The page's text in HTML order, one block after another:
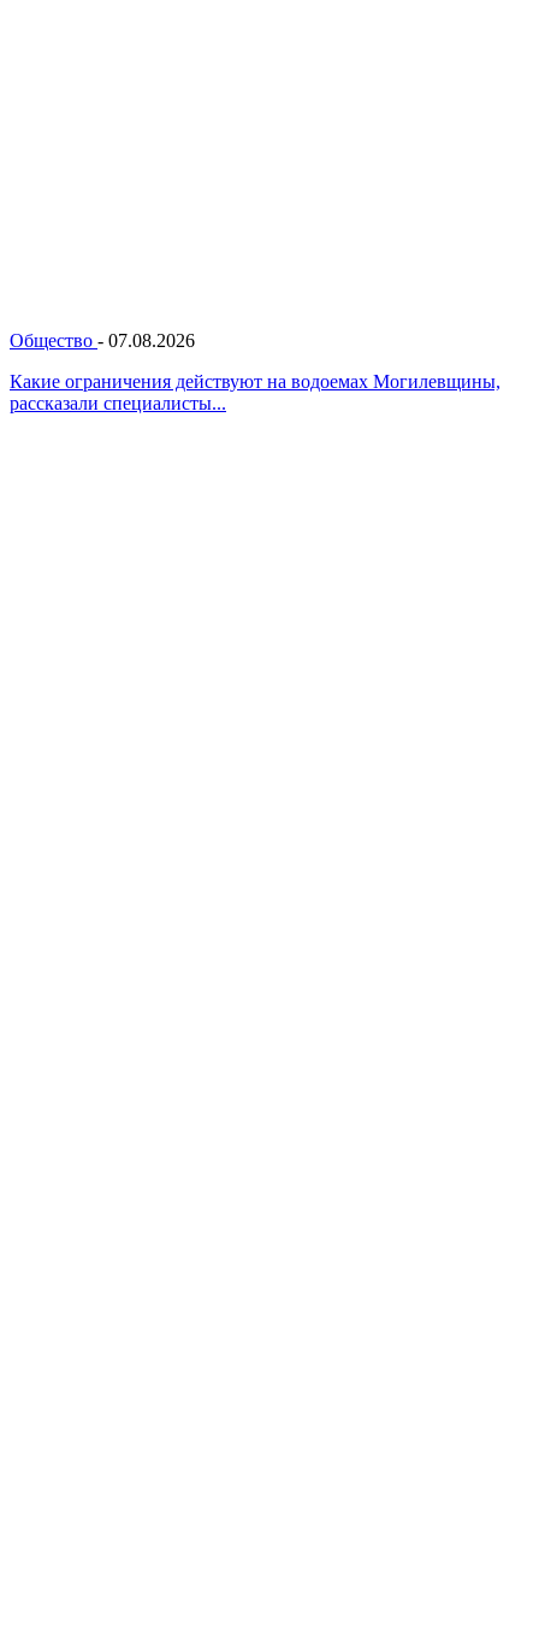
Общество - 07.08.2026
Какие ограничения действуют на водоемах Могилевщины,
рассказали специалисты...